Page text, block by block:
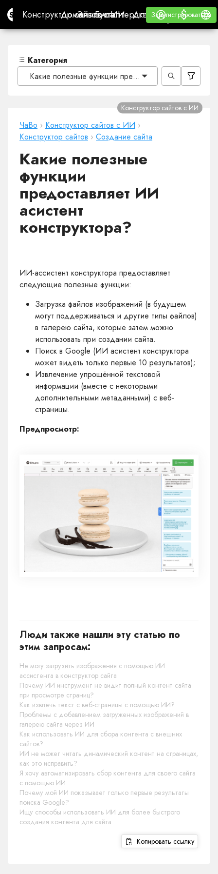
Site.proКонструктор сайтов с ИИ
Конструктор сайтов с ИИ
Домены
ДоменыЭл. почта
Эл. почта
Бухгалтерская программа
Бухгалтерская программа
Для
Для Реселлеров
ВАЙТ ЛЕЙБЛ
Обучение
Обучение
Зарегистрироваться
Зарегистрироваться
Войти $
$
Категория
Какие полезные функции предоставляет ИИ
ЧаВо › Конструктор сайтов с ИИ ›
Конструктор сайтов › Создание сайта
Конструктор сайтов с ИИ
Какие полезные
функции
предоставляет ИИ
асистент
конструктора?
ИИ-ассистент конструктора предоставляет
следующие полезные функции:
Загрузка файлов изображений (в будущем
могут поддерживаться и другие типы файлов)
в галерею сайта, которые затем можно
использовать при создании сайта.
Поиск в Google (ИИ асистент конструктора
может видеть только первые 10 результатов);
Извлечение упрощённой текстовой
информации (вместе с некоторыми
дополнительными метаданными) с веб-
страницы.
Предпросмотр:
Люди также нашли эту статью по
этим запросам:
Не могу загрузить изображения с помощью ИИ
ассистента в конструктор сайта
Почему ИИ инструмент не видит полный контент сайта
при просмотре страниц?
Как извлечь текст с веб-страницы с помощью ИИ?
Проблемы с добавлением загруженных изображений в
галерею сайта через ИИ
Как использовать ИИ для сбора контента с внешних
сайтов?
ИИ не может читать динамический контент на страницах,
как это исправить?
Я хочу автоматизировать сбор контента для своего сайта
с помощью ИИ
Почему мой ИИ показывает только первые результаты
поиска Google?
Ищу способы использовать ИИ для более быстрого
создания контента для сайта
Копировать ссылку